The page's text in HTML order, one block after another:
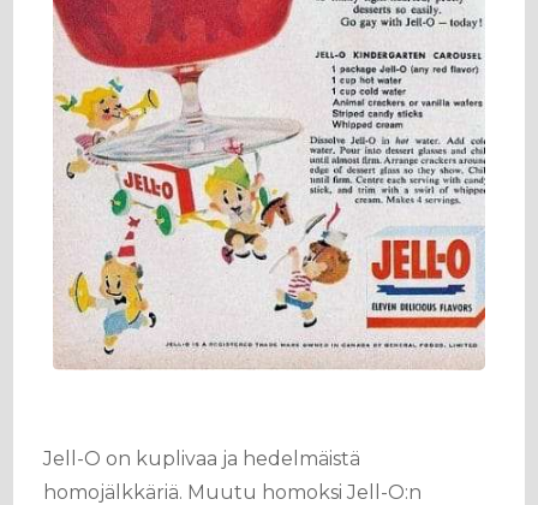
Jell-O on kuplivaa ja hedelmäistä
homojälkkäriä. Muutu homoksi Jell-O:n